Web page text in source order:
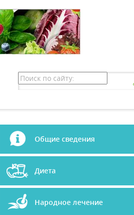
Общие сведения
Диета
Народное лечение